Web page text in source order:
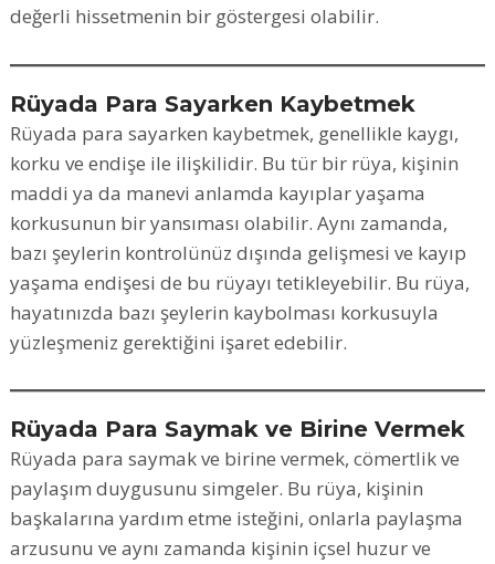
değerli hissetmenin bir göstergesi olabilir.
Rüyada Para Sayarken Kaybetmek
Rüyada para sayarken kaybetmek, genellikle kaygı,
korku ve endişe ile ilişkilidir. Bu tür bir rüya, kişinin
maddi ya da manevi anlamda kayıplar yaşama
korkusunun bir yansıması olabilir. Aynı zamanda,
bazı şeylerin kontrolünüz dışında gelişmesi ve kayıp
yaşama endişesi de bu rüyayı tetikleyebilir. Bu rüya,
hayatınızda bazı şeylerin kaybolması korkusuyla
yüzleşmeniz gerektiğini işaret edebilir.
Rüyada Para Saymak ve Birine Vermek
Rüyada para saymak ve birine vermek, cömertlik ve
paylaşım duygusunu simgeler. Bu rüya, kişinin
başkalarına yardım etme isteğini, onlarla paylaşma
arzusunu ve aynı zamanda kişinin içsel huzur ve